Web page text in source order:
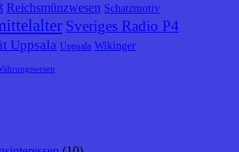
Reichsmünzwesen Schatzmotiv
Sveriges Radio P4
Uppsala Uppsala Wikinger